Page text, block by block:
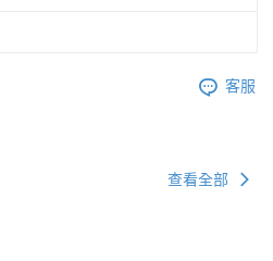
客服
查看全部